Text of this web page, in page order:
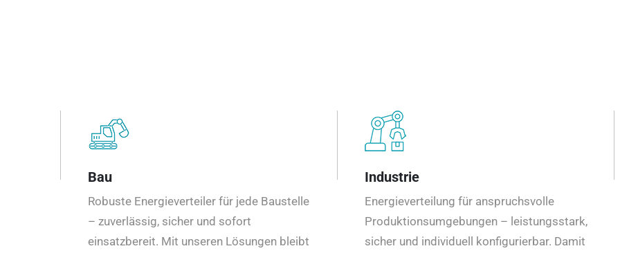
Bau
Robuste Energieverteiler für jede Baustelle
– zuverlässig, sicher und sofort
einsatzbereit. Mit unseren Lösungen bleibt
Industrie
Energieverteilung für anspruchsvolle
Produktionsumgebungen – leistungsstark,
sicher und individuell konfigurierbar. Damit